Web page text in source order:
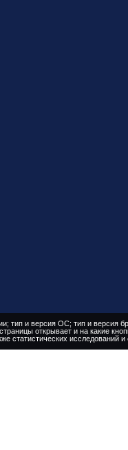
тип и версия ОС; тип и версия
открывает и на какие
статистических исследований и